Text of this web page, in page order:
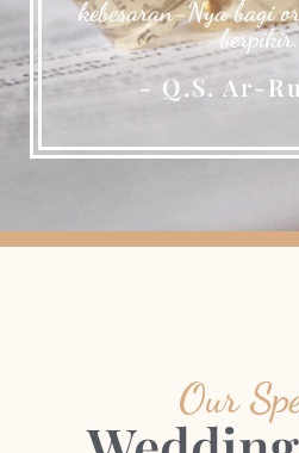
kebesaran-Nya bagi
- Q.S. Ar-
Our